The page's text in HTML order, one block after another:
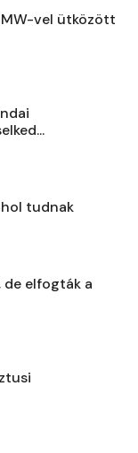
vel ütközött
tudnak
elfogták a